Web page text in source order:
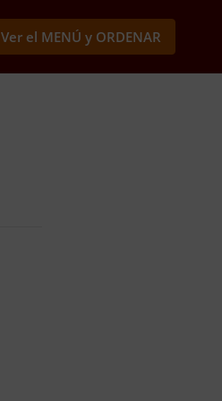
Ver el MENÚ y ORDENAR